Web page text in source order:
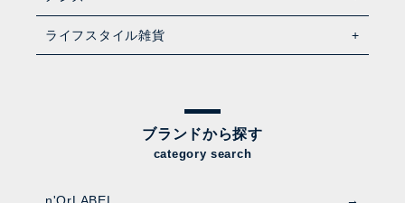
ライフスタイル雑貨
ブランドから探す
category search